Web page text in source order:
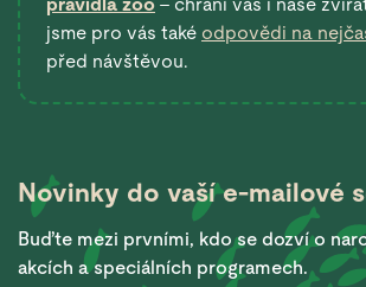
jsme pro vás také odpovědi na
před návštěvou.
Novinky do vašíe-mailové
Buďte mezi prvními, kdo se dozví o
akcích a speciálních programech.